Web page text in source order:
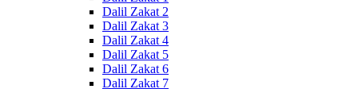
Dalil Zakat 2
Dalil Zakat 3
Dalil Zakat 4
Dalil Zakat 5
Dalil Zakat 6
Dalil Zakat 7